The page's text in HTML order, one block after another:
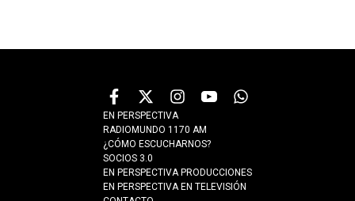
EN PERSPECTIVA
RADIOMUNDO 1170 AM
¿CÓMO ESCUCHARNOS?
SOCIOS 3.0
EN PERSPECTIVA PRODUCCIONES
EN PERSPECTIVA EN TELEVISIÓN